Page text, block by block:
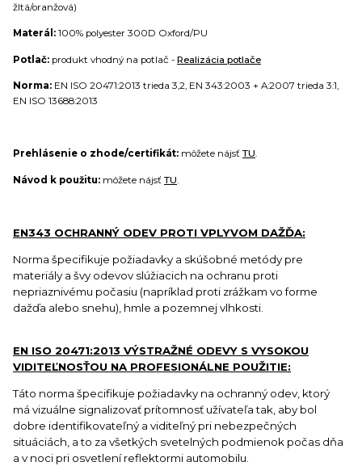
žltá/oranžová)
Materál: 100% polyester 300D Oxford/PU
Potlač: produkt vhodný na potlač - Realizácia potlače
Norma: EN ISO 20471:2013 trieda 3,2, EN 343:2003 + A:2007 trieda 3:1,
EN ISO 13688:2013
Prehlásenie o zhode/certifikát: môžete nájsť TU.
Návod k použitu: môžete nájsť TU.
EN343 OCHRANNÝ ODEV PROTI VPLYVOM DAŽĎA:
Norma špecifikuje požiadavky a skúšobné metódy pre
materiály a švy odevov slúžiacich na ochranu proti
nepriaznivému počasiu (napríklad proti zrážkam vo forme
dažďa alebo snehu), hmle a pozemnej vlhkosti.
EN ISO 20471:2013 VÝSTRAŽNÉ ODEVY S VYSOKOU
VIDITEĽNOSŤOU NA PROFESIONÁLNE POUŽITIE:
Táto norma špecifikuje požiadavky na ochranný odev, ktorý
má vizuálne signalizovať prítomnosť užívateľa tak, aby bol
dobre identifikovateľný a viditeľný pri nebezpečných
situáciách, a to za všetkých svetelných podmienok počas dňa
a v noci pri osvetlení reflektormi automobilu.